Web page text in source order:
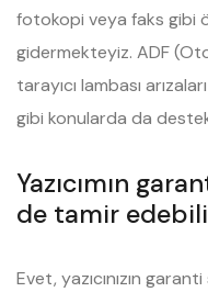
fotokopi veya faks gibi
gidermekteyiz. ADF
tarayıcı lambası
gibi konularda da
Yazıcımın
de tamir
Evet, yazıcınızın